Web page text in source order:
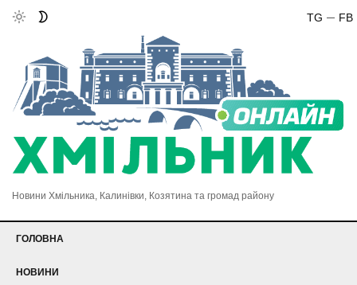
FB
TG
Новини Хмільника, Калинівки, Козятина та громад району
ГОЛОВНА
НОВИНИ